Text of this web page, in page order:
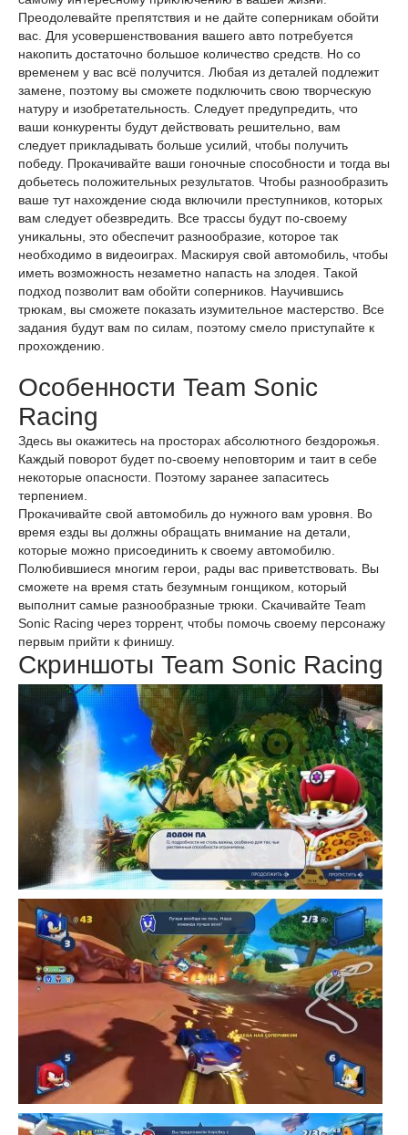
Преодолевайте препятствия и не дайте соперникам обойти
вас. Для усовершенствования вашего авто потребуется
накопить достаточно большое количество средств. Но со
временем у вас всё получится. Любая из деталей подлежит
замене, поэтому вы сможете подключить свою творческую
натуру и изобретательность. Следует предупредить, что
ваши конкуренты будут действовать решительно, вам
следует прикладывать больше усилий, чтобы получить
победу. Прокачивайте ваши гоночные способности и тогда вы
добьетесь положительных результатов. Чтобы разнообразить
ваше тут нахождение сюда включили преступников, которых
вам следует обезвредить. Все трассы будут по-своему
уникальны, это обеспечит разнообразие, которое так
необходимо в видеоиграх. Маскируя свой автомобиль, чтобы
иметь возможность незаметно напасть на злодея. Такой
подход позволит вам обойти соперников. Научившись
трюкам, вы сможете показать изумительное мастерство. Все
задания будут вам по силам, поэтому смело приступайте к
прохождению.
Особенности Team Sonic
Racing
Здесь вы окажитесь на просторах абсолютного бездорожья.
Каждый поворот будет по-своему неповторим и таит в себе
некоторые опасности. Поэтому заранее запаситесь
терпением.
Прокачивайте свой автомобиль до нужного вам уровня. Во
время езды вы должны обращать внимание на детали,
которые можно присоединить к своему автомобилю.
Полюбившиеся многим герои, рады вас приветствовать. Вы
сможете на время стать безумным гонщиком, который
выполнит самые разнообразные трюки. Скачивайте Team
Sonic Racing через торрент, чтобы помочь своему персонажу
первым прийти к финишу.
Скриншоты Team Sonic Racing